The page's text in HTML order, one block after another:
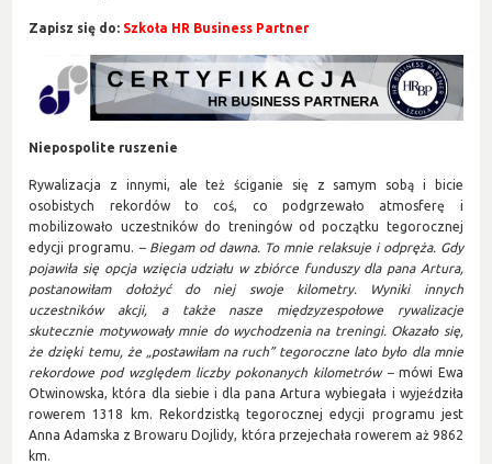
Zapisz się do: Szkoła HR Business Partner
Niepospolite ruszenie
Rywalizacja z innymi, ale też ściganie się z samym sobą i bicie
osobistych rekordów to coś, co podgrzewało atmosferę i
mobilizowało uczestników do treningów od początku tegorocznej
edycji programu.– Biegam od dawna. To mnie relaksuje i odpręża. Gdy
pojawiła się opcja wzięcia udziału w zbiórce funduszy dla pana Artura,
postanowiłam dołożyć do niej swoje kilometry. Wyniki innych
uczestników akcji, a także nasze międzyzespołowe rywalizacje
skutecznie motywowały mnie do wychodzenia na treningi. Okazało się,
że dzięki temu, że „postawiłam na ruch” tegoroczne lato było dla mnie
rekordowe pod względem liczby pokonanych kilometrów – mówi Ewa
Otwinowska, która dla siebie i dla pana Artura wybiegała i wyjeździła
rowerem 1318 km. Rekordzistką tegorocznej edycji programu jest
Anna Adamska z Browaru Dojlidy, która przejechała rowerem aż 9862
km.